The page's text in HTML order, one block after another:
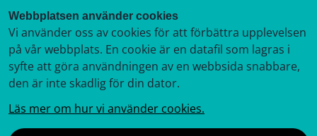
Webbplatsen använder cookies
Vi använder oss av cookies för att förbättra upplevelsen
på vår webbplats. En cookie är en datafil som lagras i
syfte att göra användningen av en webbsida snabbare,
den är inte skadlig för din dator.
Läs mer om hur vi använder cookies.